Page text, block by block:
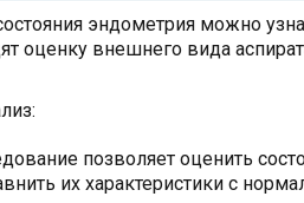
эндометрия можно
оценку внешнего вида
позволяет оценить
их характеристики с